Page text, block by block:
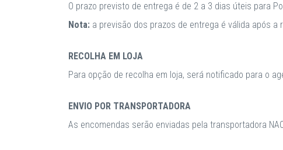
O prazo previsto de entrega é de 2 a 3 dias úteis para
Nota: a previsão dos prazos de entrega é válida após
RECOLHA EM LOJA
Para opção de recolha em loja, será notificado para o
ENVIO POR TRANSPORTADORA
As encomendas serão enviadas pela transportadora